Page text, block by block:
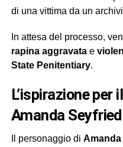
di una vittima da un
In attesa del processo,
rapina aggravatae
State Penitentiary.
L’ispirazione per il personaggio di
Amanda Seyfried
Il personaggio di Amanda